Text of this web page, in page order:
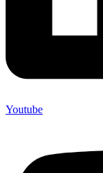
Youtube